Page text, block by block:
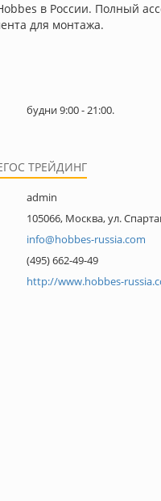
в России. Полный
для монтажа.
будни 9:00 - 21:00.
ТРЕЙДИНГ
admin
105066, Москва, ул.
info@hobbes-russia.com
(495) 662-49-49
http://www.hobbes-